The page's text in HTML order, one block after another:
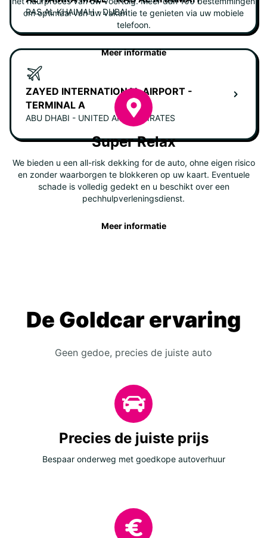
RAS AL KHAIMAH - DUBAI
ZAYED INTERNATIONAL AIRPORT -
TERMINAL A
ABU DHABI - UNITED ARAB EMIRATES
om optimaal van uw vakantie te genieten via uw mobiele
telefoon.
Meer informatie
Super Relax
We bieden u een all-risk dekking for de auto, ohne eigen risico
en zonder waarborgen te blokkeren op uw kaart. Eventuele
schade is volledig gedekt en u beschikt over een
pechhulpverleningsdienst.
Meer informatie
De Goldcar ervaring
Geen gedoe, precies de juiste auto
Precies de juiste prijs
Bespaar onderweg met goedkope autoverhuur